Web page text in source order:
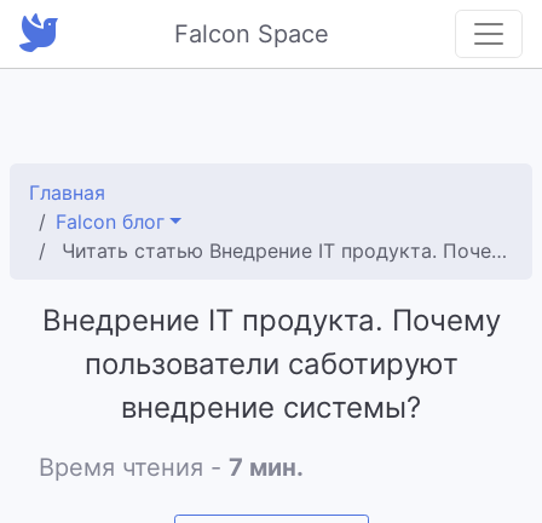
Falcon Space
Главная
Falcon блог
Читать статью Внедрение IT продукта. Почему пользователи саботируют внедрение системы?
Внедрение IT продукта. Почему
пользователи саботируют
внедрение системы?
Время чтения - 7 мин.